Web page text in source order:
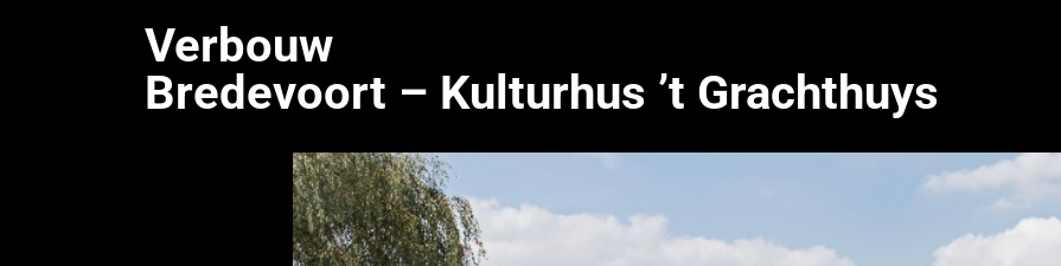
Verbouw
Bredevoort – Kulturhus ’t Grachthuys